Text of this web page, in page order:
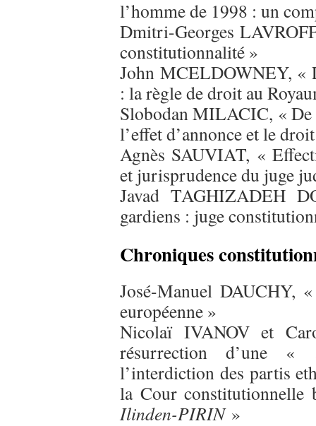
l’homme de 1998 : un
Dmitri-Georges
constitutionnalité »
John MCELDOWNEY, «
: la règle de droit au
Slobodan MILACIC, « De
l’effet d’annonce et le
Agnès SAUVIAT, «
et jurisprudence du juge
Javad TAGHIZADEH
gardiens : juge
Chroniques
José-Manuel DAUCHY,
européenne »
Nicolaï IVANOV et
résurrection d’une «
l’interdiction des partis
la Cour
Ilinden-PIRIN»